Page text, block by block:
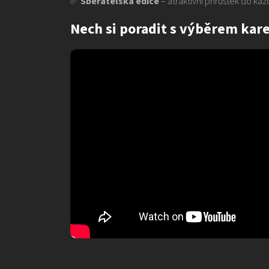
Nech si poradit s výběrem